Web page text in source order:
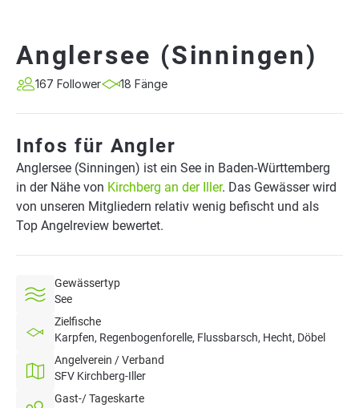
Anglersee (Sinningen)
167 Follower 18 Fänge
Infos für Angler
Anglersee (Sinningen) ist ein See in Baden-Württemberg
in der Nähe von Kirchberg an der Iller. Das Gewässer wird
von unseren Mitgliedern relativ wenig befischt und als
Top Angelreview bewertet.
Gewässertyp
See
Zielfische
Karpfen, Regenbogenforelle, Flussbarsch, Hecht, Döbel
Angelverein / Verband
SFV Kirchberg-Iller
Gast-/ Tageskarte